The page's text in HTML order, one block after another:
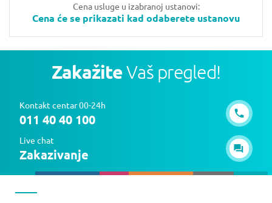
Cena usluge u izabranoj ustanovi:
Cena će se prikazati kad odaberete ustanovu
ZakažiteVaš pregled!
Kontakt centar 00-24h
011 40 40 100
Live chat
Zakazivanje